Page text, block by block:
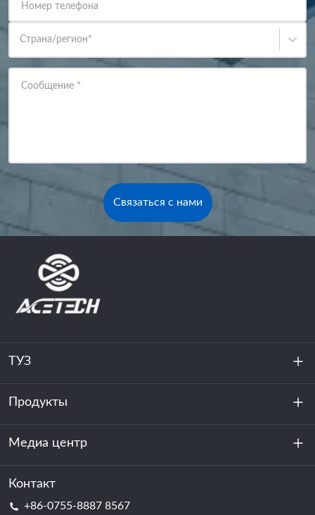
Номер телефона
Страна/регион*
Сообщение *
Связаться с нами
ТУЗ
О нас
устойчивость
Продукты
Хранение энергии
Центр обработки данных и серверная комната
Медиа центр
Новости
Контакт
+86-0755-8887 8567